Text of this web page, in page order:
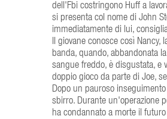
dell'Fbi costringono Huff a
si presenta col nome di John
immediatamente di lui,
Il giovane conosce così
banda, quando, abbandonata
sangue freddo, è disgustata, e
doppio gioco da parte di Joe,
Dopo un pauroso
sbirro. Durante un'operazione
ha condannato a morte il